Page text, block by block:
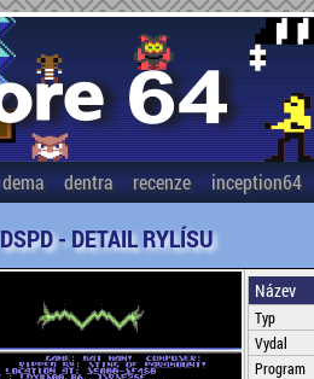
dema dentra recenze inception64
DSPD - DETAIL RYLÍSU
Název
Typ
Vydal
Program